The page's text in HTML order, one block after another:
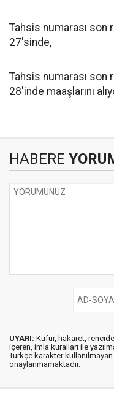
Tahsis numarası son
27'sinde,
Tahsis numarası son
28'inde maaşlarını
HABERE
UYARI: Küfür, hakaret,
içeren, imla kuralları ile
Türkçe karakter
onaylanmamaktadır.